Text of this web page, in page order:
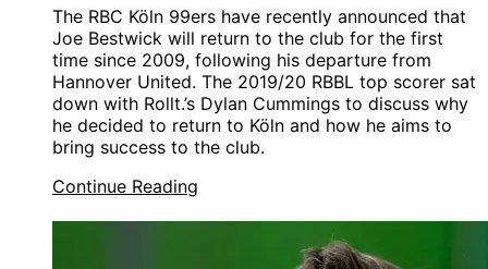
The RBC Köln 99ers have recently announced that
Joe Bestwick will return to the club for the first
time since 2009, following his departure from
Hannover United. The 2019/20 RBBL top scorer sat
down with Rollt.’s Dylan Cummings to discuss why
he decided to return to Köln and how he aims to
bring success to the club.
Continue Reading